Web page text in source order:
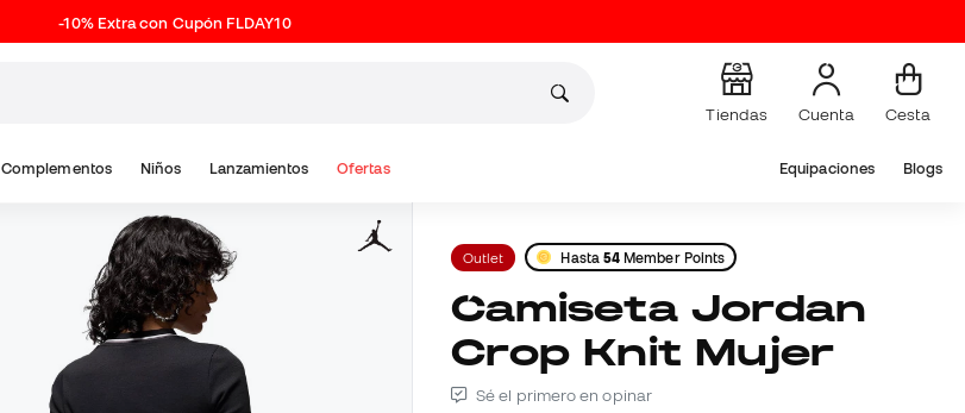
-10% Extra con Cupón FLDAY10
Tiendas Cuenta Cesta
Complementos Niños Lanzamientos Ofertas Equipaciones Blogs
Outlet Hasta 54 Member Points
Camiseta Jordan
Crop Knit Mujer
Sé el primero en opinar